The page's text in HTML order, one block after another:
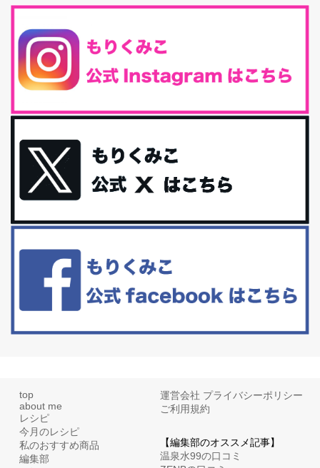
腸内環境を整えることは、健康維持の中でいっちばん大事！だと私
は思っています。 ヒトの免...
iHerb特大セール終了間近！みんな何買う？
最近お風呂上がりの炭酸水をシリカシリカにしているんだけど確か
今回は、最近毎回定期的に購入している「楽天ふるさと納税」の返
礼品トップ５を紹介します。今までいろ...
更年期を穏やかに乗りきるために今できる５つのこと。
アラフィフからの体と心の整え方。 私も気づけばアラフィフ、これ
といった更年期症状はまだ...
白髪・美容・免疫力、現代人に足りないのは海藻！
リーブオイルorごま油をたらす。&n...
top
about me
レシピ
今月のレシピ
私のおすすめ商品
編集部
運営会社 プライバシーポリシー
ご利用規約
【編集部のオススメ記事】
温泉水99の口コミ